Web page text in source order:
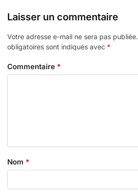
Laisser un commentaire
Votre adresse e-mail ne sera pas publiée.
obligatoires sont indiqués avec *
Commentaire *
Nom *